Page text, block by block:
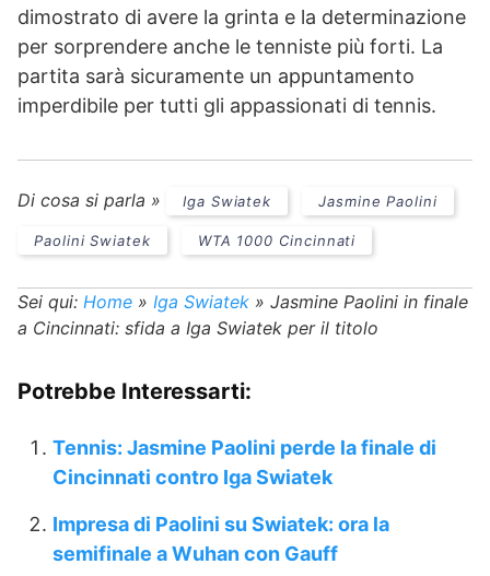
dimostrato di avere la grinta e la determinazione
per sorprendere anche le tenniste più forti. La
partita sarà sicuramente un appuntamento
imperdibile per tutti gli appassionati di tennis.
Di cosa si parla » Iga Swiatek Jasmine Paolini
Paolini Swiatek WTA 1000 Cincinnati
Sei qui: Home » Iga Swiatek » Jasmine Paolini in finale
a Cincinnati: sfida a Iga Swiatek per il titolo
Potrebbe Interessarti:
Tennis: Jasmine Paolini perde la finale di
Cincinnati contro Iga Swiatek
Impresa di Paolini su Swiatek: ora la
semifinale a Wuhan con Gauff